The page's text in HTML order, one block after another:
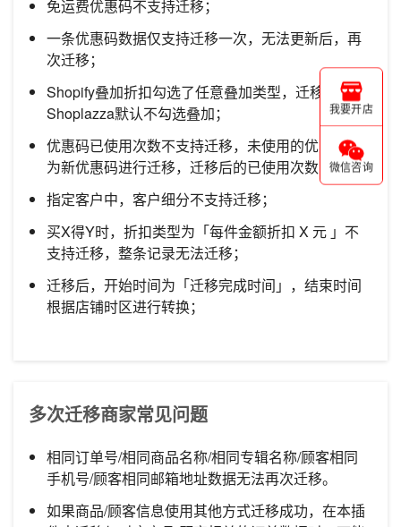
免运费优惠码不支持迁移；
一条优惠码数据仅支持迁移一次，无法更新后，再
次迁移；
Shopify叠加折扣勾选了任意叠加类型，迁移后
Shoplazza默认不勾选叠加；
优惠码已使用次数不支持迁移，未使用的优惠码作
为新优惠码进行迁移，迁移后的已使用次数为0；
指定客户中，客户细分不支持迁移；
买X得Y时，折扣类型为「每件金额折扣 X 元 」不
支持迁移，整条记录无法迁移；
迁移后，开始时间为「迁移完成时间」，结束时间
根据店铺时区进行转换；
多次迁移商家常见问题
相同订单号/相同商品名称/相同专辑名称/顾客相同
手机号/顾客相同邮箱地址数据无法再次迁移。
如果商品/顾客信息使用其他方式迁移成功，在本插
我要开店
微信咨询